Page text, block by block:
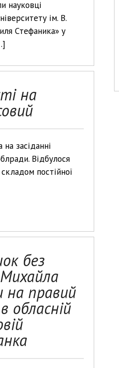
науковці
ім. В.
Стефаника» у
на
засіданні
Відбулося
постійної
без
на правий
обласній